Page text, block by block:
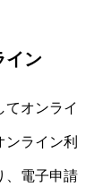
イン
てオンライ
ライン利
、電子申請